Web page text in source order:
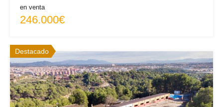
en venta
246.000€
Destacado